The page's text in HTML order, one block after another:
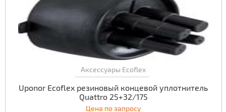
Аксессуары Ecoflex
Uponor Ecoflex резиновый концевой уплотнитель
Quattro 25+32/175
Цена по запросу